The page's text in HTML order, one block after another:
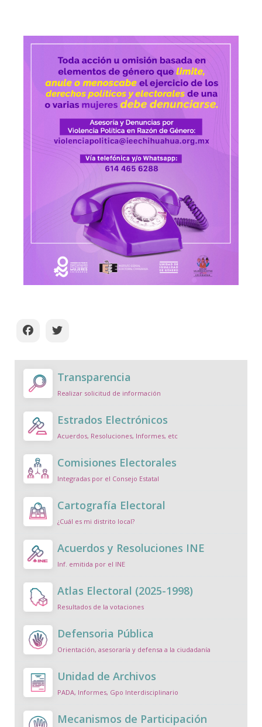
Transparencia
Realizar solicitud de información
Estrados Electrónicos
Acuerdos, Resoluciones, Informes, etc
Comisiones Electorales
Integradas por el Consejo Estatal
Cartografía Electoral
¿Cuál es mi distrito local?
Acuerdos y Resoluciones INE
Inf. emitida por el INE
Atlas Electoral (2025-1998)
Resultados de la votaciones
Defensoria Pública
Orientación, asesoraría y defensa a la ciudadanía
Unidad de Archivos
PADA, Informes, Gpo Interdisciplinario
Mecanismos de Participación